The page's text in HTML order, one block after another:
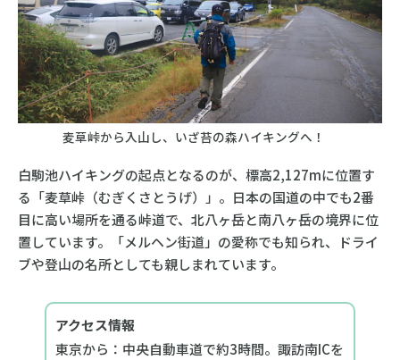
麦草峠から入山し、いざ苔の森ハイキングへ！
白駒池ハイキングの起点となるのが、標高2,127mに位置す
る「麦草峠（むぎくさとうげ）」。日本の国道の中でも2番
目に高い場所を通る峠道で、北八ヶ岳と南八ヶ岳の境界に位
置しています。「メルヘン街道」の愛称でも知られ、ドライ
ブや登山の名所としても親しまれています。
アクセス情報
東京から：中央自動車道で約3時間。諏訪南ICを